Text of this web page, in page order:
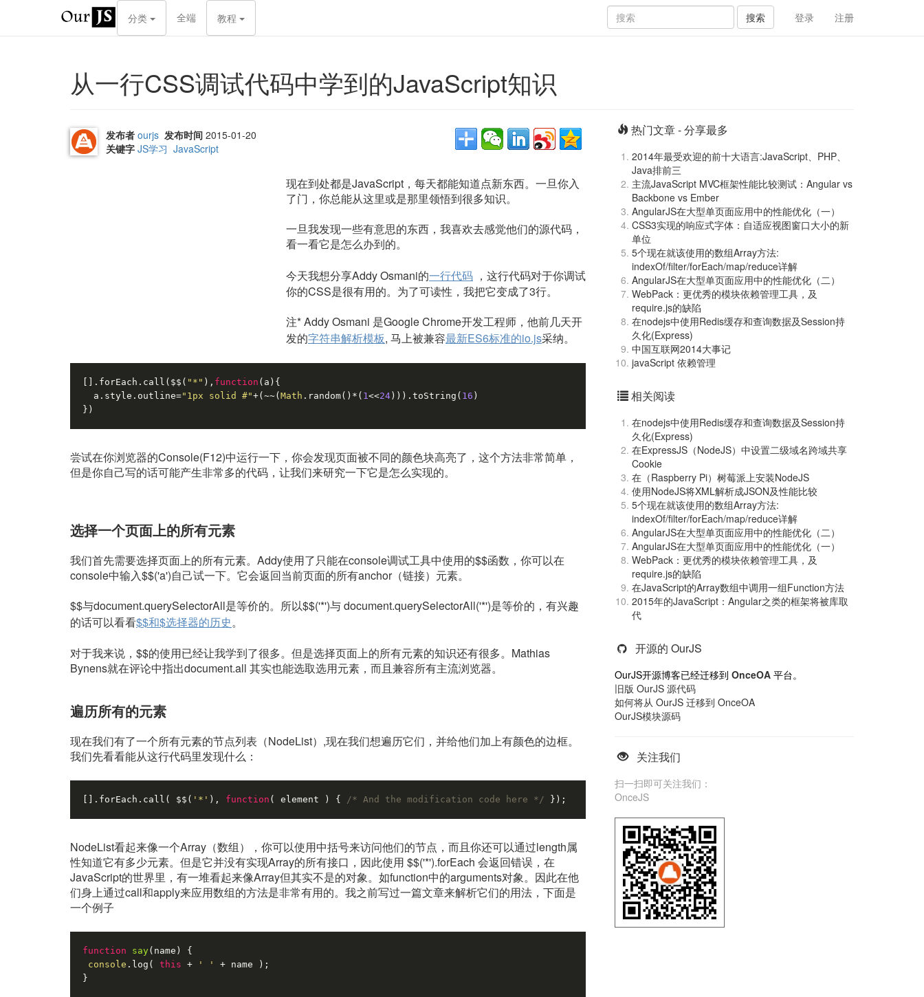
登录 注册
搜索
分类 全端 教程
从一行CSS调试代码中学到的JavaScript知识
发布者 ourjs 发布时间 2015-01-20
关键字 JS学习 JavaScript
现在到处都是JavaScript，每天都能知道点新东西。一旦你入
了门，你总能从这里或是那里领悟到很多知识。
一旦我发现一些有意思的东西，我喜欢去感觉他们的源代码，
看一看它是怎么办到的。
今天我想分享Addy Osmani的一行代码 ，这行代码对于你调试
你的CSS是很有用的。为了可读性，我把它变成了3行。
注* Addy Osmani 是Google Chrome开发工程师，他前几天开
发的字符串解析模板, 马上被兼容最新ES6标准的io.js采纳。
[].forEach.call($$( "*" ), function ( a ) {
a.style.outline="1px solid #"+(~~( Math .random()*( 1<<24 ))).toString( 16 )
})
尝试在你浏览器的Console(F12)中运行一下，你会发现页面被不同的颜色块高亮了，这个方法非常简单，
但是你自己写的话可能产生非常多的代码，让我们来研究一下它是怎么实现的。
选择一个页面上的所有元素
我们首先需要选择页面上的所有元素。Addy使用了只能在console调试工具中使用的$$函数，你可以在
console中输入$$('a')自己试一下。它会返回当前页面的所有anchor（链接）元素。
$$与document.querySelectorAll是等价的。所以$$('*')与 document.querySelectorAll('*')是等价的，有兴趣
的话可以看看$$和$选择器的历史。
对于我来说，$$的使用已经让我学到了很多。但是选择页面上的所有元素的知识还有很多。Mathias
Bynens就在评论中指出document.all 其实也能选取选用元素，而且兼容所有主流浏览器。
遍历所有的元素
现在我们有了一个所有元素的节点列表（NodeList）,现在我们想遍历它们，并给他们加上有颜色的边框。
我们先看看能从这行代码里发现什么：
[].forEach.call( $$( '*' ), function ( element ) { /* And the modification code here */ });
NodeList看起来像一个Array（数组），你可以使用中括号来访问他们的节点，而且你还可以通过length属
性知道它有多少元素。但是它并没有实现Array的所有接口，因此使用 $$('*').forEach 会返回错误，在
JavaScript的世界里，有一堆看起来像Array但其实不是的对象。如function中的arguments对象。因此在他
们身上通过call和apply来应用数组的方法是非常有用的。我之前写过一篇文章来解析它们的用法，下面是
一个例子
function say( name ) {
console .log( this + ' '
+ name );
}
热门文章 - 分享最多
2014年最受欢迎的前十大语言:JavaScript、PHP、
Java排前三
主流JavaScript MVC框架性能比较测试：Angular vs
Backbone vs Ember
AngularJS在大型单页面应用中的性能优化（一）
CSS3实现的响应式字体：自适应视图窗口大小的新
单位
5个现在就该使用的数组Array方法:
indexOf/filter/forEach/map/reduce详解
AngularJS在大型单页面应用中的性能优化（二）
WebPack：更优秀的模块依赖管理工具，及
require.js的缺陷
在nodejs中使用Redis缓存和查询数据及Session持
久化(Express)
中国互联网2014大事记
javaScript 依赖管理
相关阅读
在nodejs中使用Redis缓存和查询数据及Session持
久化(Express)
在ExpressJS（NodeJS）中设置二级域名跨域共享
Cookie
在（Raspberry Pi）树莓派上安装NodeJS
使用NodeJS将XML解析成JSON及性能比较
5个现在就该使用的数组Array方法:
indexOf/filter/forEach/map/reduce详解
AngularJS在大型单页面应用中的性能优化（二）
AngularJS在大型单页面应用中的性能优化（一）
WebPack：更优秀的模块依赖管理工具，及
require.js的缺陷
在JavaScript的Array数组中调用一组Function方法
2015年的JavaScript：Angular之类的框架将被库取
代
开源的 OurJS
OurJS开源博客已经迁移到 OnceOA 平台。
旧版 OurJS 源代码
如何将从 OurJS 迁移到 OnceOA
OurJS模块源码
关注我们
扫一扫即可关注我们：
OnceJS